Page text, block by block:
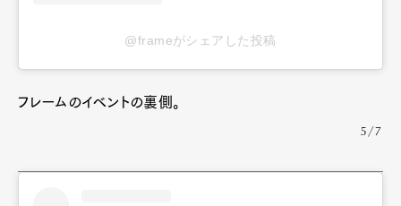
@frameがシェアした投稿
フレームのイベントの裏側。
5/7